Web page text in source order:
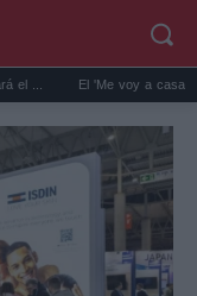
El 'Me voy a casar con